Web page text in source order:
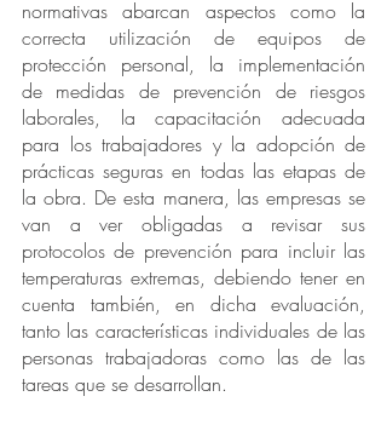
normativas abarcan aspectos como la
correcta utilización de equipos de
protección personal, la implementación
de medidas de prevención de riesgos
laborales, la capacitación adecuada
para los trabajadores y la adopción de
prácticas seguras en todas las etapas de
la obra. De esta manera, las empresas se
van a ver obligadas a revisar sus
protocolos de prevención para incluir las
temperaturas extremas, debiendo tener en
cuenta también, en dicha evaluación,
tanto las características individuales de las
personas trabajadoras como las de las
tareas que se desarrollan.